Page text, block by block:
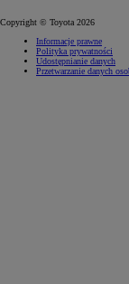
Copyright © Toyota 2026
Informacje prawne
Polityka prywatności
Udostępnianie danych
Przetwarzanie danych